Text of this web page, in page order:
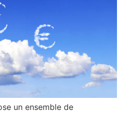
un ensemble de